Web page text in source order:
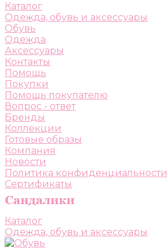
Каталог
Одежда, обувь и аксессуары
Обувь
Одежда
Аксессуары
Контакты
Помощь
Покупки
Помощь покупателю
Вопрос - ответ
Бренды
Коллекции
Готовые образы
Компания
Новости
Политика конфиденциальности
Сертификаты
Каталог
Одежда, обувь и аксессуары